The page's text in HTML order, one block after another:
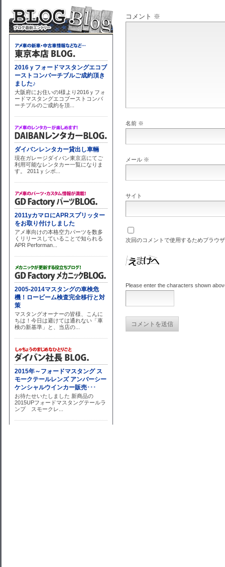
コメント ※
名前 ※
メール ※
サイト
次回のコメントで使用するためブラウ
Please enter the characters shown